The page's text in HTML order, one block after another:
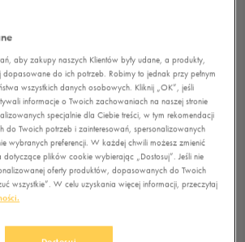
1/2
aby zakupy naszych Klientów były udane, a produkty,
do ich potrzeb. Robimy to jednak przy pełnym
wszystkich danych osobowych. Kliknij „OK”, jeśli
informacje o Twoich zachowaniach na naszej stronie
specjalnie dla Ciebie treści, w tym rekomendacji
do Twoich potrzeb i zainteresowań, spersonalizowanych
wybranych preferencji. W każdej chwili możesz zmienić
plików cookie wybierając „Dostosuj”. Jeśli nie
oferty produktów, dopasowanych do Twoich
wszystkie”. W celu uzyskania więcej informacji, przeczytaj